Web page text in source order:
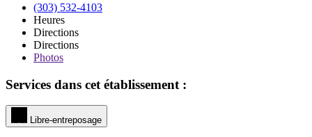
(303) 532-4103
Heures
Directions
Directions
Photos
Services dans cet établissement :
Libre-entreposage